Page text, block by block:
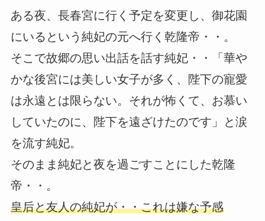
ある夜、長春宮に行く予定を変更し、御花園
にいるという純妃の元へ行く乾隆帝・・。
そこで故郷の思い出話を話す純妃・・「華や
かな後宮には美しい女子が多く、陛下の寵愛
は永遠とは限らない。それが怖くて、お慕い
していたのに、陛下を遠ざけたのです」と涙
を流す純妃。
そのまま純妃と夜を過ごすことにした乾隆
帝・・。
皇后と友人の純妃が・・これは嫌な予感